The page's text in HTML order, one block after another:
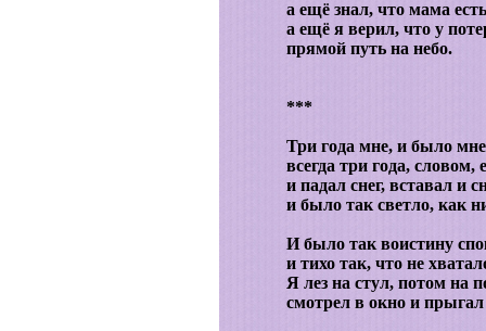
а ещё знал, что мама
а ещё я верил, что у
прямой путь на небо.
***
Три года мне, и было мне
всегда три года, словом,
и падал снег, вставал и
и было так светло, как
И было так воистину
и тихо так, что не
Я лез на стул, потом на
смотрел в окно и прыгал